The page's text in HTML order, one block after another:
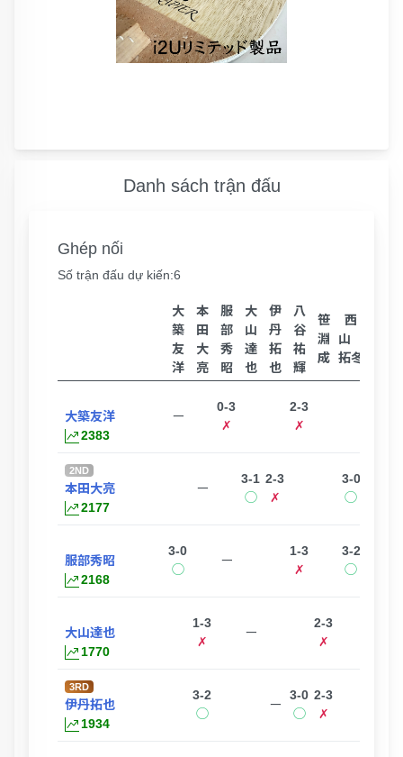
Danh sách trận đấu
Ghép nối
Số trận đấu dự kiến:6
大
築
友
洋
本
田
大
亮
服
部
秀
昭
大
山
達
也
伊
丹
拓
也
八
谷
祐
輝
笹
淵
成
西
山
拓冬
大築友洋
2383
ー
0-3
✗
2-3
✗
2ND
本田大亮
2177
ー
3-1
◯
2-3
✗
3-0
◯
服部秀昭
2168
3-0
◯
ー
1-3
✗
3-2
◯
大山達也
1770
1-3
✗
ー
2-3
✗
3RD
伊丹拓也
1934
3-2
◯
ー
3-0
◯
2-3
✗